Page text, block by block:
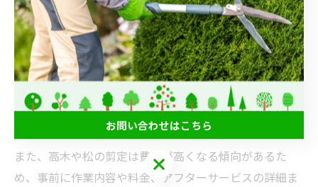
す。
業者選びの際は「高所作業車や専門器具の保有」「松や
高木の剪定実績が豊富」「樹種ごとの管理知識がある」
などのポイントを確認しましょう。実際に「高木剪定専
門の職人が対応してくれた」「松の美しい仕上がりに満
足した」といった利用者の声も多く見られます。
また、高木や松の剪定は費用が高くなる傾向があるた
め、事前に作業内容や料金、アフターサービスの詳細ま
お問い合わせはこちら
お問い合わせはこちら